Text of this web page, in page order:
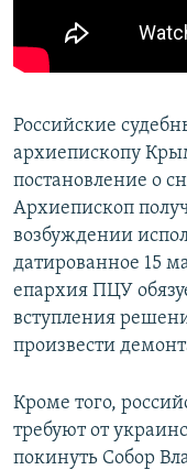
ПОБЕДИТЕЛЕЙ НЕ
КРЫМ.НЕПОКОРЕННЫЙ
УКРАИНСКАЯ
ПРИСОЕДИНЯЙТЕСЬ!
Все сайты RFE/RL
Российские
архиепископу
постановление о
Архиепископ
возбуждении
датированное 15
епархия ПЦУ
вступления
произвести
Кроме того,
требуют от
покинуть Собор